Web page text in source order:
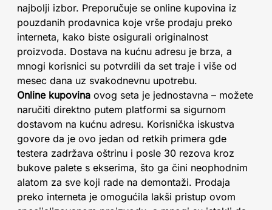
najbolji izbor. Preporučuje se online kupovina iz
pouzdanih prodavnica koje vrše prodaju preko
interneta, kako biste osigurali originalnost
proizvoda. Dostava na kućnu adresu je brza, a
mnogi korisnici su potvrdili da set traje i više od
mesec dana uz svakodnevnu upotrebu.
Online kupovina ovog seta je jednostavna – možete
naručiti direktno putem platformi sa sigurnom
dostavom na kućnu adresu. Korisnička iskustva
govore da je ovo jedan od retkih primera gde
testera zadržava oštrinu i posle 30 rezova kroz
bukove palete s ekserima, što ga čini neophodnim
alatom za sve koji rade na demontaži. Prodaja
preko interneta je omogućila lakši pristup ovom